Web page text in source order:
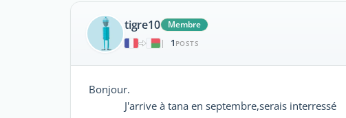
tigre10
Membre
|
1 POSTS
Bonjour.
J'arrive à tana en septembre,serais interressé